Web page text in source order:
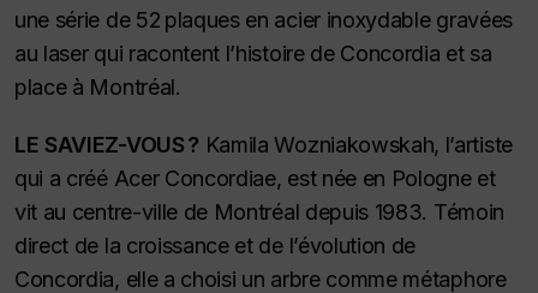
une série de 52 plaques en acier inoxydable gravées
au laser qui racontent l’histoire de Concordia et sa
place à Montréal.
LE SAVIEZ-VOUS ? Kamila Wozniakowskah, l’artiste
qui a créé Acer Concordiae, est née en Pologne et
vit au centre-ville de Montréal depuis 1983. Témoin
direct de la croissance et de l’évolution de
Concordia, elle a choisi un arbre comme métaphore